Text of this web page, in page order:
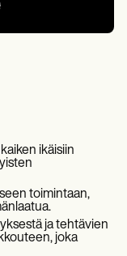
ikäisiin
toimintaan,
ja tehtävien
joka